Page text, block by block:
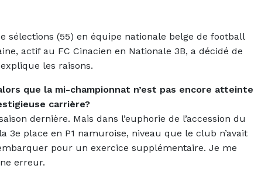
sélections (55) en équipe nationale belge de football
actif au FC Cinacien en Nationale 3B, a décidé de
les raisons.
que la mi-championnat n’est pas encore atteinte
carrière?
dernière. Mais dans l’euphorie de l’accession du
3e place en P1 namuroise, niveau que le club n’avait
pour un exercice supplémentaire. Je me
erreur.